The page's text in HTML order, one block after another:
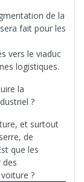
de la
fait pour les
vers le viaduc
logistiques.
la
?
et surtout
de
que les
des
?